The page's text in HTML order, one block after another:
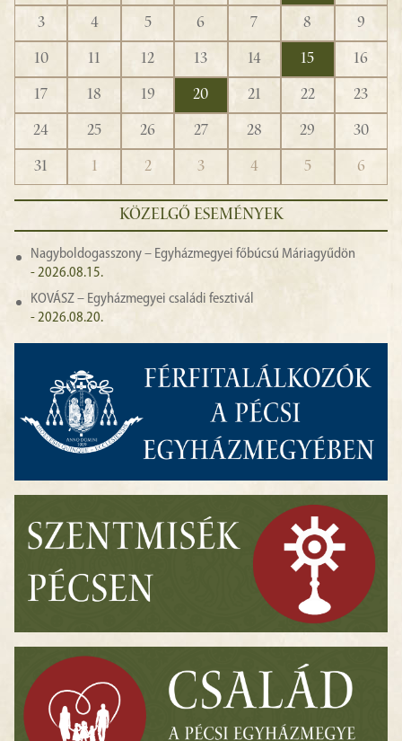
3
4 5 6 7 8
9
10
11 12 13 14 15
16
17
18 19 20 21 22
23
24
25 26 27 28 29
30
31
1 2 3 4 5 6
KÖZELGŐ ESEMÉNYEK
Nagyboldogasszony – Egyházmegyei főbúcsú Máriagyűdön
- 2026.08.15.
KOVÁSZ – Egyházmegyei családi fesztivál
- 2026.08.20.